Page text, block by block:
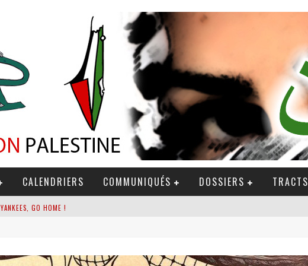
CALENDRIERS COMMUNIQUÉS DOSSIERS TRACTS
YANKEES, GO HOME !
LA RÉVOLUTION OU RIEN